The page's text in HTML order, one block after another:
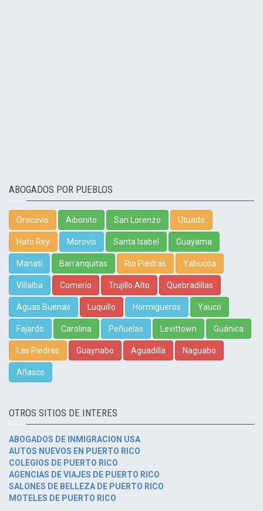
ABOGADOS POR PUEBLOS
Orocovis Aibonito San Lorenzo Utuado
Hato Rey Morovis Santa Isabel Guayama
Manatí Barranquitas Rio Piedras Yabucoa
Villalba Comerío Trujillo Alto Quebradillas
Aguas Buenas Luquillo Hormigueros Yauco
Fajardo Carolina Peñuelas Levittown Guánica
Las Piedras Guaynabo Aguadilla Naguabo
Añasco
OTROS SITIOS DE INTERES
ABOGADOS DE INMIGRACION USA
AUTOS NUEVOS EN PUERTO RICO
COLEGIOS DE PUERTO RICO
AGENCIAS DE VIAJES DE PUERTO RICO
SALONES DE BELLEZA DE PUERTO RICO
MOTELES DE PUERTO RICO